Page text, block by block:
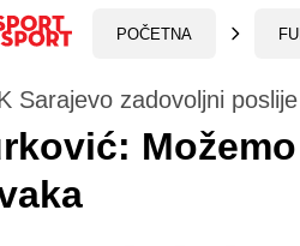
POČETNA
Sarajevo zadovoljni